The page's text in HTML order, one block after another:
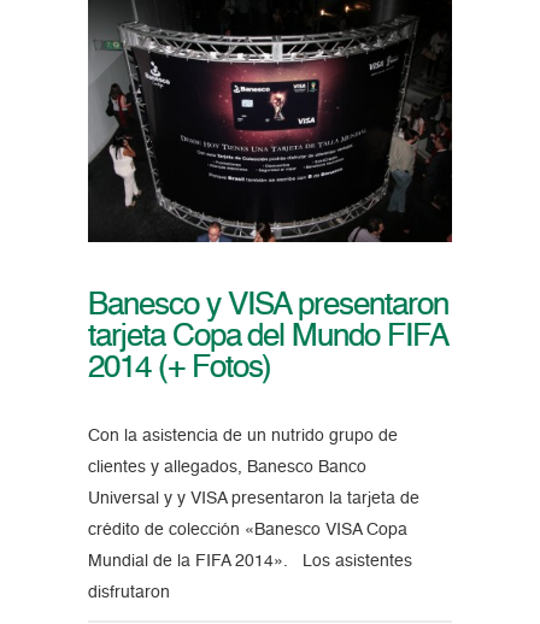
Banesco y VISA presentaron
tarjeta Copa del Mundo FIFA
2014 (+ Fotos)
Con la asistencia de un nutrido grupo de
clientes y allegados, Banesco Banco
Universal y y VISA presentaron la tarjeta de
crédito de colección «Banesco VISA Copa
Mundial de la FIFA 2014». Los asistentes
disfrutaron